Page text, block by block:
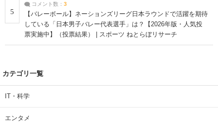
5
コメント数： 3
【バレーボール】ネーションズリーグ日本ラウンドで活躍を期待
している「日本男子バレー代表選手」は？【2026年版・人気投
票実施中】（投票結果） | スポーツ ねとらぼリサーチ
カテゴリ一覧
IT・科学
エンタメ